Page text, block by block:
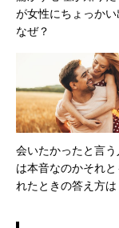
が女性にちょっかい
なぜ？
会いたかったと言う
は本音なのかそれと
れたときの答え方は